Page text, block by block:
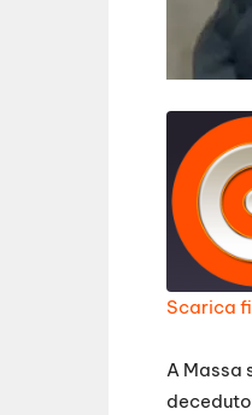
RSS
LINK
Scarica
A Massa